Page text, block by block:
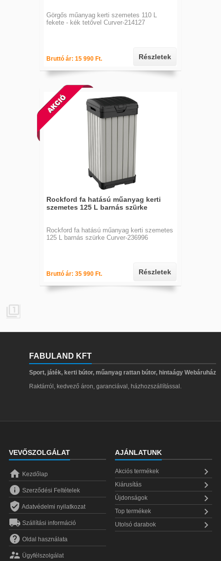
Görgős műanyag kerti szemetes 110 L
fekete - kék tetővel Curver-214127
Bruttó ár: 15 990 Ft. Részletek
Rockford fa hatású műanyag kerti
szemetes 125 L barnás szürke
Rockford fa hatású műanyag kerti szemetes
125 L barnás szürke Curver-236996
Bruttó ár: 35 990 Ft. Részletek

FABULAND KFT
Sport, játék, kerti bútor, műanyag rattan bútor, hintaágy Webáruház
Raktárról, kedvező áron, garanciával, házhozszállítással.
VEVŐSZOLGÁLAT
 Kezdőlap
 Szerződési Feltételek
 Adatvédelmi nyilatkozat
 Szállítási információ
 Oldal használata
 Ügyfélszolgálat
AJÁNLATUNK
Akciós termékek 
Kiárusítás 
Újdonságok 
Top termékek 
Utolsó darabok 